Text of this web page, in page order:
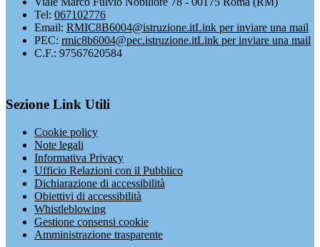
Tel: 067102776
Email: RMIC8B6004@istruzione.itLink per inviare una mail
PEC: rmic8b6004@pec.istruzione.itLink per inviare una mail
C.F.: 97567620584
Sezione Link Utili
Cookie policy
Note legali
Informativa Privacy
Ufficio Relazioni con il Pubblico
Dichiarazione di accessibilità
Obiettivi di accessibilità
Whistleblowing
Gestione consensi cookie
Amministrazione trasparente